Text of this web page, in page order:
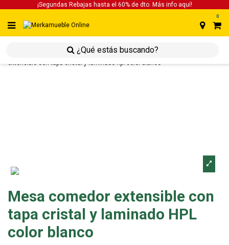
¡Segundas Rebajas hasta el 60% de dto. Más info aquí!
0
estancias estancias mesas
mesa comedor
extensible con tapa cristal y laminado hpl color blanco
Mesa comedor extensible con
tapa cristal y laminado HPL
color blanco